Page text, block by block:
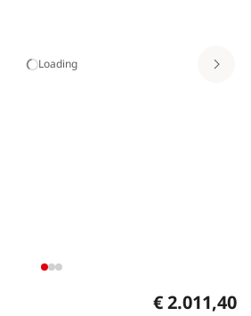
Loading
€ 2.011,40